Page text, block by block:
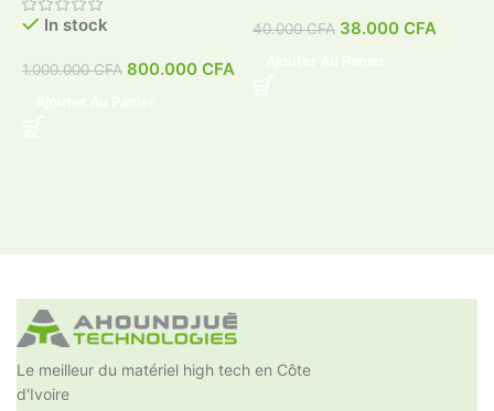
In stock
1.000.000CFA 800.000 CFA
40.000CFA 38.000 CFA
Le meilleur du matériel high tech en Côte
d'Ivoire